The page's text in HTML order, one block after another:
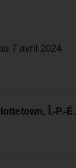
7 avril 2024
Î.-P.-É.